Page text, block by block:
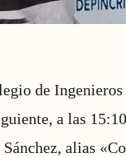
de Ingenieros
a las
alias